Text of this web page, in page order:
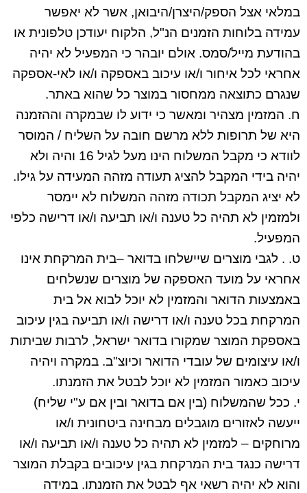
במלאי אצל הספק/היצרן/היבואן, אשר לא יאפשר
עמידה בלוחות הזמנים הנ"ל, הלקוח יעודכן טלפונית או
בהודעת מייל/סמס. אולם יובהר כי המפעיל לא יהיה
אחראי לכל איחור ו/או עיכוב באספקה ו/או לאי-אספקה
שנגרם כתוצאה ממחסור במוצר כל שהוא באתר.
ח. המזמין מצהיר ומאשר כי ידוע לו שבמקרה וההזמנה
היא של תרופות ללא מרשם חובה על השליח / המוסר
לוודא כי מקבל המשלוח הינו מעל לגיל 16 והיה ולא
יהיה בידי המקבל להציג תעודה מזהה המעידה על גילו.
לא יציג המקבל תכודה מזהה המשלוח לא יימסר
ולמזמין לא תהיה כל טענה ו/או תביעה ו/או דרישה כלפי
המפעיל.
ט. . לגבי מוצרים שיישלחו בדואר –בית המרקחת אינו
אחראי על מועד האספקה של מוצרים שנשלחים
באמצעות הדואר והמזמין לא יוכל לבוא אל בית
המרקחת בכל טענה ו/או דרישה ו/או תביעה בגין עיכוב
באספקת המוצר שמקורו בדואר ישראל, לרבות שביתות
ו/או עיצומים של עובדי הדואר וכיוצ"ב. במקרה ויהיה
עיכוב כאמור המזמין לא יוכל לבטל את הזמנתו.
י. ככל שהמשלוח (בין אם בדואר ובין אם ע"י שליח)
ייעשה לאזורים מוגבלים מבחינה ביטחונית ו/או
מרוחקים – למזמין לא תהיה כל טענה ו/או תביעה ו/או
דרישה כנגד בית המרקחת בגין עיכובים בקבלת המוצר
והוא לא יהיה רשאי אף לבטל את הזמנתו. במידה